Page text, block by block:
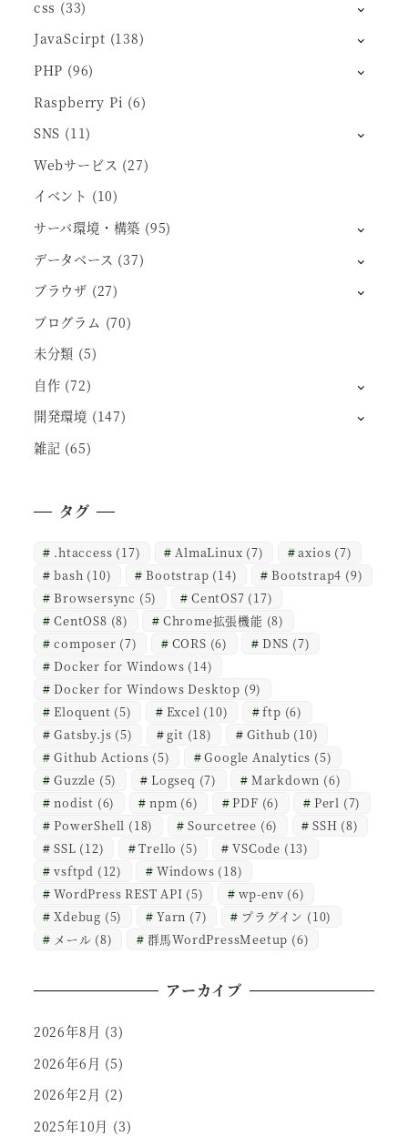
css (33)
JavaScirpt (138)
PHP (96)
Raspberry Pi (6)
SNS (11)
Webサービス (27)
イベント (10)
サーバ環境・構築 (95)
データベース (37)
ブラウザ (27)
プログラム (70)
未分類 (5)
自作 (72)
開発環境 (147)
雑記 (65)
タグ
.htaccess (17) AlmaLinux (7) axios (7)
bash (10) Bootstrap (14) Bootstrap4 (9)
Browsersync (5) CentOS7 (17)
CentOS8 (8) Chrome拡張機能 (8)
composer (7) CORS (6) DNS (7)
Docker for Windows (14)
Docker for Windows Desktop (9)
Eloquent (5) Excel (10) ftp (6)
Gatsby.js (5) git (18) Github (10)
Github Actions (5) Google Analytics (5)
Guzzle (5) Logseq (7) Markdown (6)
nodist (6) npm (6) PDF (6) Perl (7)
PowerShell (18) Sourcetree (6) SSH (8)
SSL (12) Trello (5) VSCode (13)
vsftpd (12) Windows (18)
WordPress REST API (5) wp-env (6)
Xdebug (5) Yarn (7) プラグイン (10)
メール (8) 群馬WordPressMeetup (6)
アーカイブ
2026年8月 (3)
2026年6月 (5)
2026年2月 (2)
2025年10月 (3)